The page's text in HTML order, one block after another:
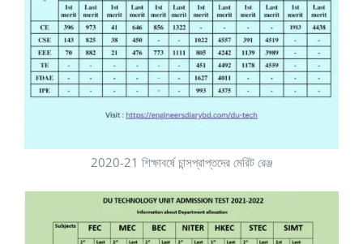
2020-21 শিক্ষাবর্ষে চান্সপ্রাপ্তদের মেরিট রেঞ্জ